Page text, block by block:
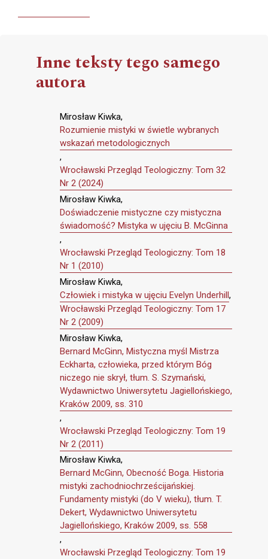
Inne teksty tego samego
autora
Mirosław Kiwka,
Rozumienie mistyki w świetle wybranych
wskazań metodologicznych
,
Wrocławski Przegląd Teologiczny: Tom 32
Nr 2 (2024)
Mirosław Kiwka,
Doświadczenie mistyczne czy mistyczna
świadomość? Mistyka w ujęciu B. McGinna
,
Wrocławski Przegląd Teologiczny: Tom 18
Nr 1 (2010)
Mirosław Kiwka,
Człowiek i mistyka w ujęciu Evelyn Underhill,
Wrocławski Przegląd Teologiczny: Tom 17
Nr 2 (2009)
Mirosław Kiwka,
Bernard McGinn, Mistyczna myśl Mistrza
Eckharta, człowieka, przed którym Bóg
niczego nie skrył, tłum. S. Szymański,
Wydawnictwo Uniwersytetu Jagiellońskiego,
Kraków 2009, ss. 310
,
Wrocławski Przegląd Teologiczny: Tom 19
Nr 2 (2011)
Mirosław Kiwka,
Bernard McGinn, Obecność Boga. Historia
mistyki zachodniochrześcijańskiej.
Fundamenty mistyki (do V wieku), tłum. T.
Dekert, Wydawnictwo Uniwersytetu
Jagiellońskiego, Kraków 2009, ss. 558
,
Wrocławski Przegląd Teologiczny: Tom 19